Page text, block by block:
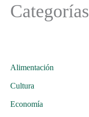
Categorías
Alimentación
Cultura
Economía